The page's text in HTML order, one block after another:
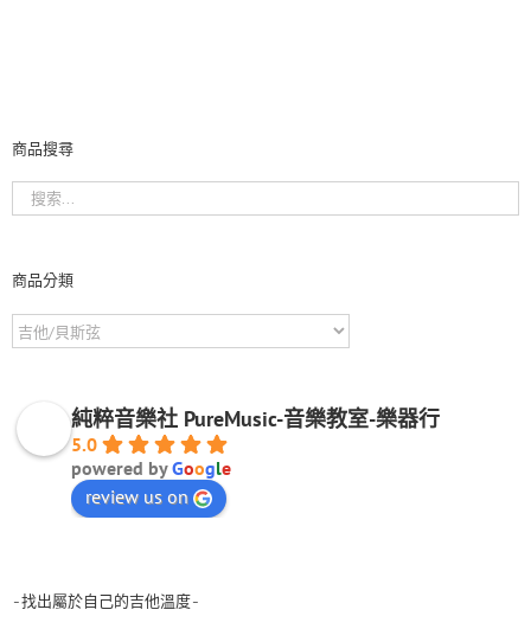
商品搜尋
商品分類
純粹音樂社 PureMusic-音樂教室-樂器行
5.0
powered byGoogle
review us on
-找出屬於自己的吉他溫度-